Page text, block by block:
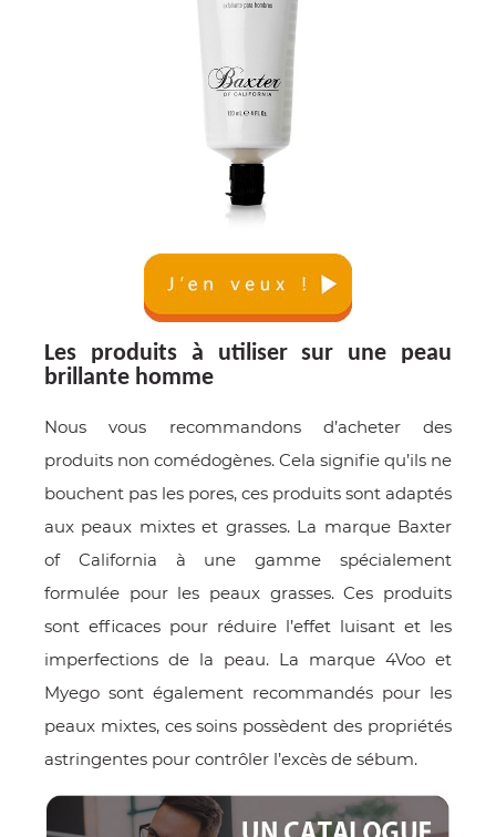
Les produits à utiliser sur une peau
brillante homme
Nous vous recommandons d’acheter des
produits non comédogènes. Cela signifie qu’ils ne
bouchent pas les pores, ces produits sont adaptés
aux peaux mixtes et grasses. La marque Baxter
of California à une gamme spécialement
formulée pour les peaux grasses. Ces produits
sont efficaces pour réduire l’effet luisant et les
imperfections de la peau. La marque 4Voo et
Myego sont également recommandés pour les
peaux mixtes, ces soins possèdent des propriétés
astringentes pour contrôler l’excès de sébum.